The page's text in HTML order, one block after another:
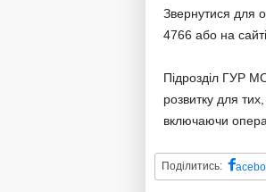
Звернутися для
4766 або на
Підрозділ ГУР
розвитку для
включаючи
Поділитись: